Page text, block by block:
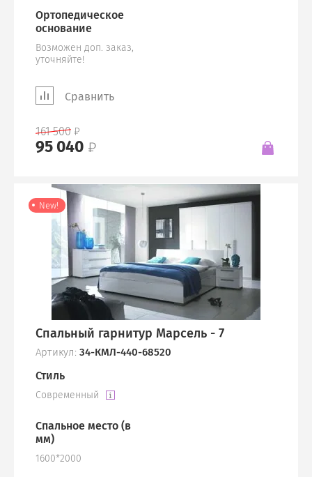
Ортопедическое
основание
Возможен доп. заказ,
уточняйте!
Сравнить
161 500
95 040
New!
Спальный гарнитур Марсель - 7
Артикул: 34-КМЛ-440-68520
Стиль
Современный
Спальное место (в
мм)
1600*2000